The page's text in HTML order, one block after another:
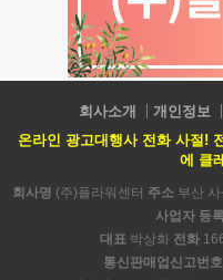
회사소개 개인정보
온라인 광고대행사 전화 사절!
에 클
회사명 (주)플라워센터 주소부산 사
사업자 등
대표 박상화 전화
통신판매업신고번호